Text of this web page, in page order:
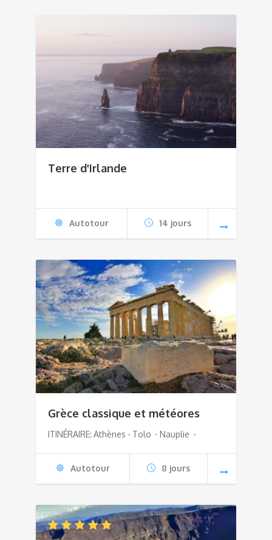
Terre d'Irlande
Autotour 14 jours
Grèce classique et météores
ITINÉRAIRE: Athènes - Tolo - Nauplie -
Autotour 8 jours